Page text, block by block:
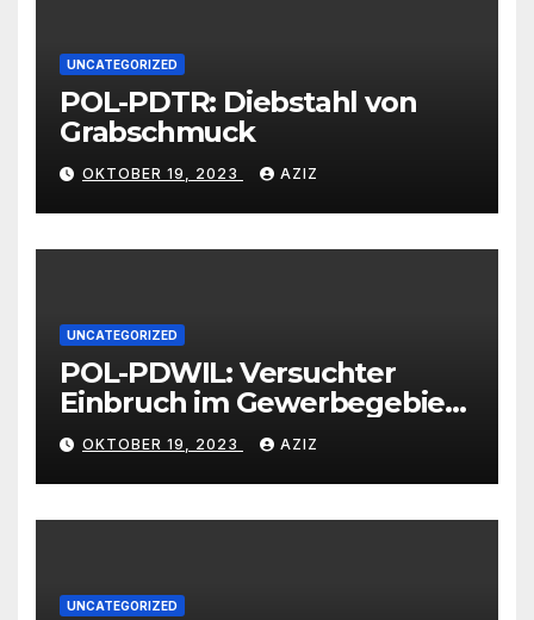
UNCATEGORIZED
POL-PDTR: Diebstahl von
Grabschmuck
OKTOBER 19, 2023 AZIZ
UNCATEGORIZED
POL-PDWIL: Versuchter
Einbruch im Gewerbegebiet
Wittlich
OKTOBER 19, 2023 AZIZ
UNCATEGORIZED